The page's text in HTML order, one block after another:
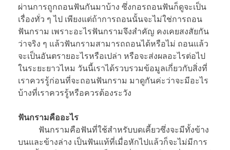
ผ่านการถูกถอนฟันกันมาบ้าง ซึ่งกอรถอนฟันก็ดูจะเป็น
เรื่องทั่ว ๆ ไป เพียงแต่ถ้าการถอนนั้นจะไม่ใช่การถอน
ฟันกราม เพราะอะไรฟันกรามจึงสำคัญ คงเคยสงสัยกัน
ว่าจริง ๆ แล้วฟันกรามสามารถถอนได้หรือไม่ ถอนแล้ว
จะเป็นอันตรายอะไรหรือเปล่า หรือจะส่งผลอะไรต่อไป
ในระยะยาวไหม วันนี้เราได้รวบรวมข้อมูลเกี่ยวกับสิ่งที่
เราควรรู้ก่อนที่จะถอนฟันกราม มาดูกันค่ะว่าจะมีอะไร
บ้างที่เราควรรู้หรือควรต้องระวัง
ฟันกรามคืออะไร
ฟันกรามคือฟันที่ใช้สำหรับบดเคี้ยวซึ่งจะมีทั้งข้าง
บนและข้างล่าง เป็นฟันแท้ที่เมื่อหักไปแล้วก็จะไม่มีการ